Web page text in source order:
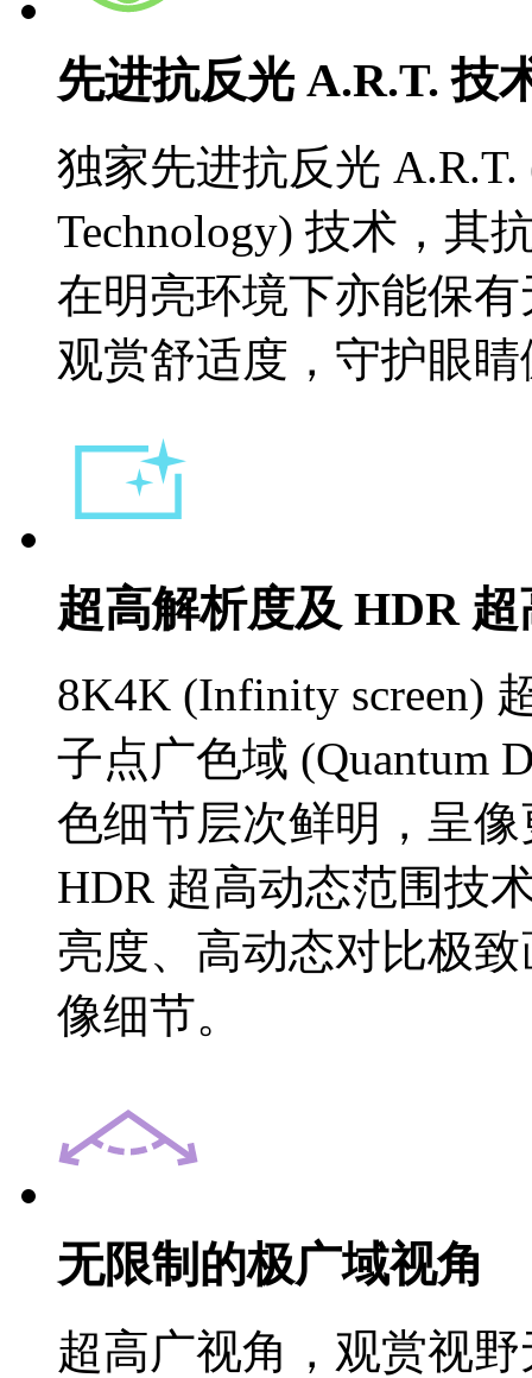
先进抗反光 A.R.T. 技
独家先进抗反光 A.R.T.
Technology) 技术，其
在明亮环境下亦能保有无
观赏舒适度，守护眼
超高解析度及 HDR
8K4K (Infinity screen) 超
子点广色域 (Quantum
色细节层次鲜明，
HDR 超高动态范围技术
亮度、高动态对比极
像细节。
无限制的极广域视角
超高广视角，观赏视野